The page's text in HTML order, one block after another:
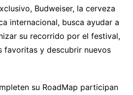
Budweiser, la cerveza
internacional, busca ayudar a
su recorrido por el festival,
favoritas y descubrir nuevos
su RoadMap participan